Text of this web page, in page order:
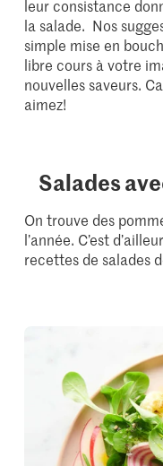
leur consistance
la salade. Nos
simple mise en
libre cours à votre
nouvelles saveurs.
aimez!
Salades
On trouve des
l’année. C’est
recettes de salades